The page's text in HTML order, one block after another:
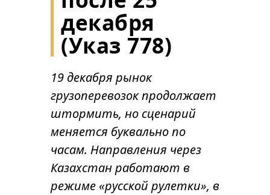
декабря
(Указ 778)
19 декабря рынок
грузоперевозок продолжает
штормить, но сценарий
меняется буквально по
часам. Направления через
Казахстан работают в
режиме «русской рулетки», в